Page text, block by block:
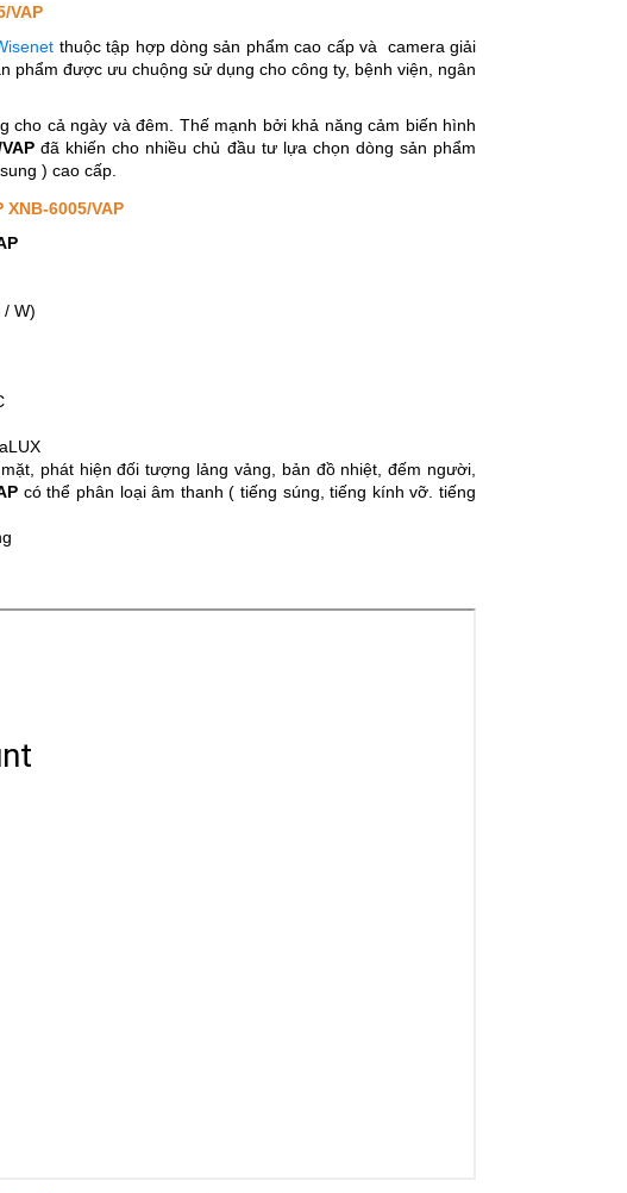
VAP
thuộctập hợp dòng sản phẩm cao cấp và camera giải
phẩm được ưu chuộng sử dụng cho công ty, bệnh viện, ngân
cả ngày và đêm. Thế mạnh bởi khả năng cảm biến hình
VAPđã khiến cho nhiều chủ đầu tư lựa chọn dòng sản phẩm
) cao cấp.
6005/VAP
W)
phát hiện đối tượng lảng vảng, bản đồ nhiệt, đếm người,
có thể phân loại âm thanh ( tiếng súng, tiếng kính vỡ. tiếng